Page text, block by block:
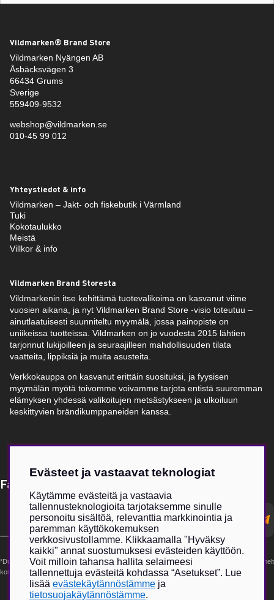
Vildmarken® Brand Store
Vildmarken Nyängen AB
Åsbäcksvägen 3
66434 Grums
Sverige
559409-9532
webshop@vildmarken.se
010-45 99 012
Yhteystiedot & info
Vildmarken – Jakt- och fiskebutik i Värmland
Tuki
Kokotaulukko
Meistä
Villkor & info
Vildmarken Brand Storesta
Vildmarkenin itse kehittämä tuotevalikoima on kasvanut viime
vuosien aikana, ja nyt Vildmarken Brand Store -visio toteutuu –
ainutlaatuisesti suunniteltu myymälä, jossa painopiste on
uniikeissa tuotteissa. Vildmarken on jo vuodesta 2015 lähtien
tarjonnut lukijoilleen ja seuraajilleen mahdollisuuden tilata
vaatteita, lippiksiä ja muita asusteita.
Verkkokauppa on kasvanut erittäin suosituksi, ja fyysisen
myymälän myötä toivomme voivamme tarjota entistä suuremman
elämyksen yhdessä valikoitujen metsästykseen ja ulkoiluun
keskittyvien brändikumppaneiden kanssa.
Få Magasin Vildmarken direkt till din e-post!*
postadress
*Du kan även få erbjudanden och nyheter från samarbetspartners. Din prenumeration är helt
kostnadsfri och kan avslutas när som helst.
Evästeet ja vastaavat teknologiat
Käytämme evästeitä ja vastaavia
tallennusteknologioita tarjotaksemme sinulle
personoitu sisältöä, relevanttia markkinointia ja
paremman käyttökokemuksen
verkkosivustollamme. Klikkaamalla "Hyväksy
kaikki" annat suostumuksesi evästeiden käyttöön.
Voit milloin tahansa hallita selaimeesi
tallennettuja evästeitä kohdassa “Asetukset”. Lue
lisää evästekäytännöstämme ja
tietosuojakäytännöstämme.